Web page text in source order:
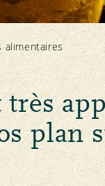
vous
alimentaires
plan